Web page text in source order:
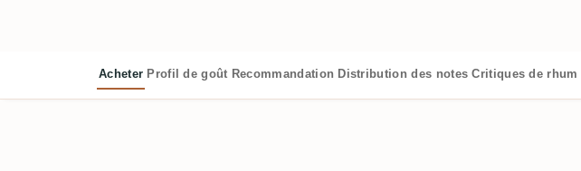
Acheter Profil de goût Recommandation Distribution des notes Critiques de rhum